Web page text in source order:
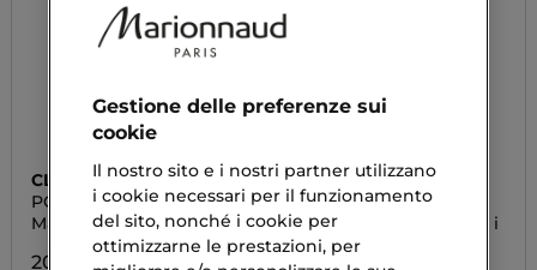
CLARINS
PORE-LESS
Maschera Perfezionante
20,17 €
CLARINS
MULTI-ACTIVE JOUR
Crema Giorno per Tutti i
Tipi di Pelle
Gestione delle preferenze sui
cookie
Il nostro sito e i nostri partner utilizzano
i cookie necessari per il funzionamento
del sito, nonché i cookie per
ottimizzarne le prestazioni, per